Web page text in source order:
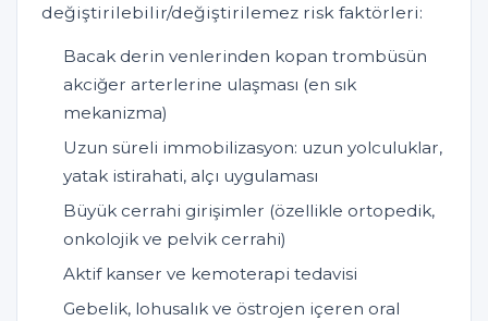
değiştirilebilir/değiştirilemez risk faktörleri:
Bacak derin venlerinden kopan trombüsün
akciğer arterlerine ulaşması (en sık
mekanizma)
Uzun süreli immobilizasyon: uzun yolculuklar,
yatak istirahati, alçı uygulaması
Büyük cerrahi girişimler (özellikle ortopedik,
onkolojik ve pelvik cerrahi)
Aktif kanser ve kemoterapi tedavisi
Gebelik, lohusalık ve östrojen içeren oral